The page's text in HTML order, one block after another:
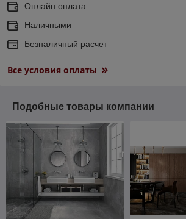
Онлайн оплата
Наличными
Безналичный расчет
Все условия оплаты
Подобные товары компании